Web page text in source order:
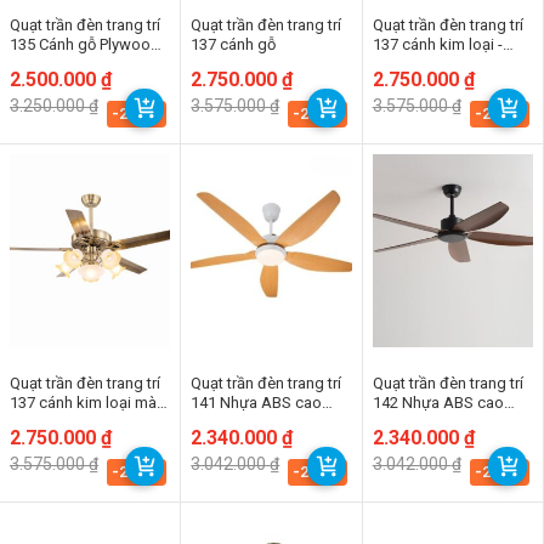
Quạt trần đèn trang trí
135 Cánh gỗ Plywood
3.250.000₫
Giá
gốc
là:
2.500.000 ₫
Giá
hiện
tại
2.500.000 ₫.
-23.1%
Quạt trần đèn trang trí
137 cánh gỗ
3.575.000₫
Giá
gốc
là:
2.750.000₫
Giá
hiện
tại
2.750.000 ₫.
-23.1%
Quạt trần đèn trang trí
137 cánh kim loại -
3.575.000₫
Giá
gốc
là:
2.750.000 ₫
Giá
hiện
tại
2.750.000 ₫.
-23.1%
Quạt trần đèn trang trí
137 cánh kim loại màu
3.575.000₫
Giá
gốc
là:
2.750.000 ₫
Giá
hiện
tại
2.750.000 ₫.
-23.1%
Quạt trần đèn trang trí
141 Nhựa ABS cao
3.042.000₫
Giá
gốc
là:
2.340.000₫
Giá
hiện
tại
2.340.000 ₫.
-23.1%
Quạt trần đèn trang trí
142 Nhựa ABS cao
3.042.000₫
Giá
gốc
là:
2.340.000 ₫
Giá
hiện
tại
2.340.000 ₫.
-23.1%